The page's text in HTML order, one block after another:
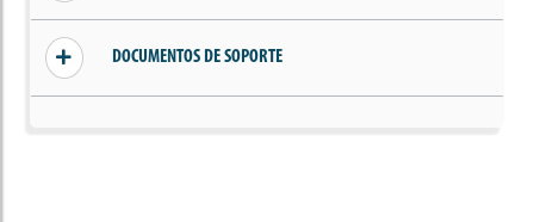
Sin bienes declarados
DOCUMENTOS DE SOPORTE